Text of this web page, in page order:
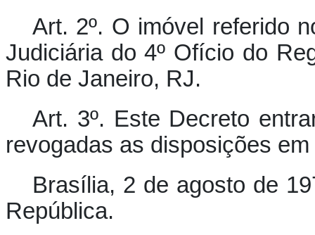
Art. 2º. O imóvel referido
Judiciária do 4º Ofício do
Rio de Janeiro, RJ.
Art. 3º. Este Decreto
revogadas as disposições
Brasília, 2 de agosto de
República.